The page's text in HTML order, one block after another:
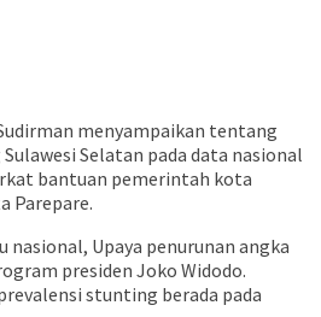
menyampaikan tentang
Selatan pada data nasional
bantuan pemerintah kota
Parepare.
Upaya penurunan angka
presiden Joko Widodo.
stunting berada pada